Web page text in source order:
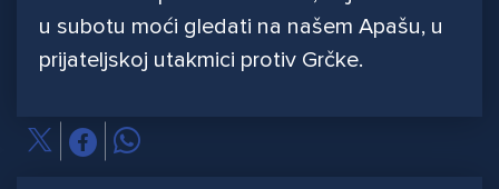
u subotu moći gledati na našem Apašu, u
prijateljskoj utakmici protiv Grčke.